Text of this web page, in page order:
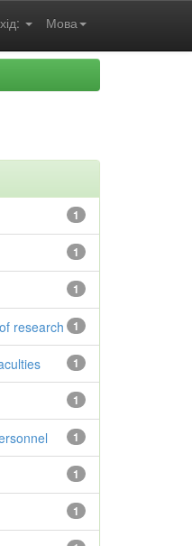
Мова
1
1
1
1
research
1
1
1
1
1